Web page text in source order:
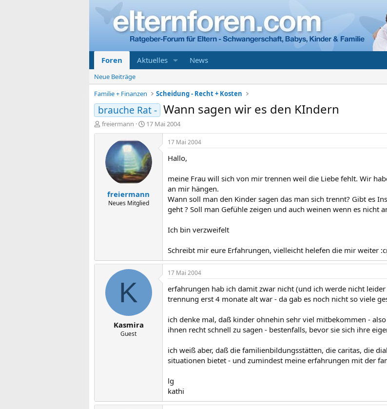
Foren Aktuelles News
Neue Beiträge
Familie + Finanzen
Scheidung - Recht + Kosten
brauche Rat - Wann sagen wir es den KIndern
E
r
freiermann
E
r
t
e
l
l
a
m
17 Mai 2004
freiermann
Neues Mitglied
17 Mai 2004
Hallo,
meine Frau will sich von mir trennen weil die Liebe fehlt. Wir
an mir hängen.
Wann soll man den Kinder sagen das man sich trennt? Gibt es
geht ? Soll man Gefühle zeigen und auch weinen wenn es nicht
Ich bin verzweifelt
Schreibt mir eure Erfahrungen, vielleicht helefen die mir weiter
K
Kasmira
Guest
17 Mai 2004
erfahrungen hab ich damit zwar nicht (und ich werde nicht
trennung erst 4 monate alt war - da gab es noch nicht so viele
ich denke mal, daß kinder ohnehin sehr viel mitbekommen -
ihnen recht schnell zu sagen - bestenfalls, bevor sie sich ihre
ich weiß aber, daß die familienbildungsstätten, die caritas, die
situationen bietet - und zumindest meine erfahrungen mit der
lg
kathi